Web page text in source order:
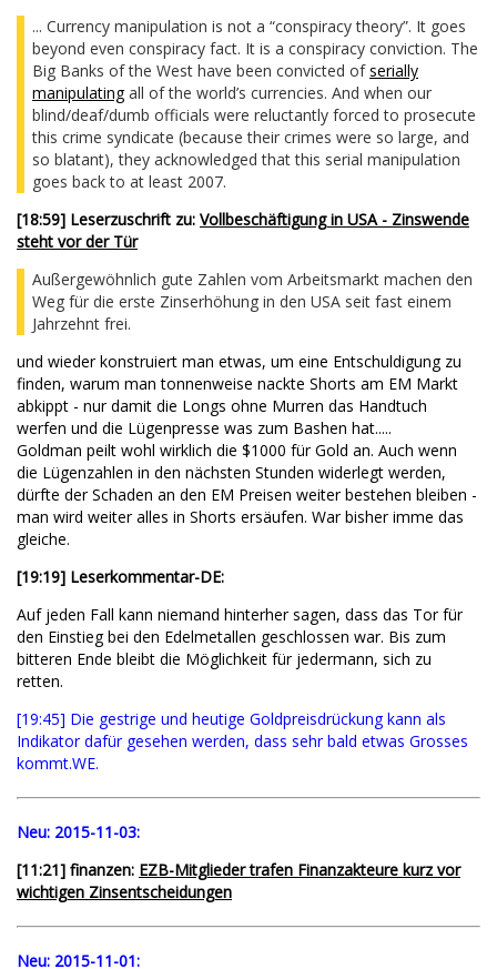
... Currency manipulation is not a “conspiracy theory”. It goes
beyond even conspiracy fact. It is a conspiracy conviction. The
Big Banks of the West have been convicted ofserially
manipulatingall of the world’s currencies. And when our
blind/deaf/dumb officials were reluctantly forced to prosecute
this crime syndicate (because their crimes were so large, and
so blatant), they acknowledged that this serial manipulation
goes back to at least 2007.
[18:59] Leserzuschrift zu: Vollbeschäftigung in USA - Zinswende
steht vor der Tür
Außergewöhnlich gute Zahlen vom Arbeitsmarkt machen den
Weg für die erste Zinserhöhung in den USA seit fast einem
Jahrzehnt frei.
und wieder konstruiert man etwas, um eine Entschuldigung zu
finden, warum man tonnenweise nackte Shorts am EM Markt
abkippt - nur damit die Longs ohne Murren das Handtuch
werfen und die Lügenpresse was zum Bashen hat.....
Goldman peilt wohl wirklich die $1000 für Gold an. Auch wenn
die Lügenzahlen in den nächsten Stunden widerlegt werden,
dürfte der Schaden an den EM Preisen weiter bestehen bleiben -
man wird weiter alles in Shorts ersäufen. War bisher imme das
gleiche.
[19:19] Leserkommentar-DE:
Auf jeden Fall kann niemand hinterher sagen, dass das Tor für
den Einstieg bei den Edelmetallen geschlossen war. Bis zum
bitteren Ende bleibt die Möglichkeit für jedermann, sich zu
retten.
[19:45] Die gestrige und heutige Goldpreisdrückung kann als
Indikator dafür gesehen werden, dass sehr bald etwas Grosses
kommt.WE.
Neu: 2015-11-03:
[11:21] finanzen: EZB-Mitglieder trafen Finanzakteure kurz vor
wichtigen Zinsentscheidungen
Neu: 2015-11-01: